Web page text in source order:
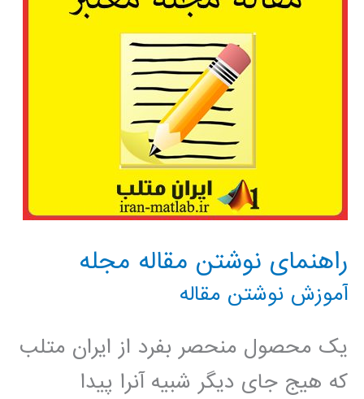
راهنمای نوشتن مقاله مجله
آموزش نوشتن مقاله
یک محصول منحصر بفرد از ایران متلب
که هیج جای دیگر شبیه آنرا پیدا